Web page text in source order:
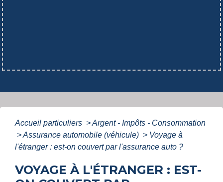
Accueil particuliers >Argent - Impôts - Consommation
>Assurance automobile (véhicule) > Voyage à
l'étranger : est-on couvert par l'assurance auto ?
VOYAGE À L'ÉTRANGER : EST-